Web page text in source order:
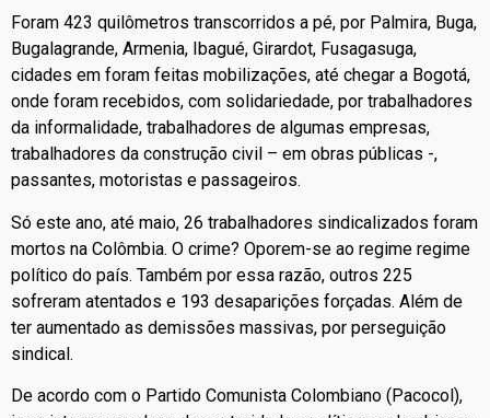
Foram 423 quilômetros transcorridos a pé, por Palmira, Buga,
Bugalagrande, Armenia, Ibagué, Girardot, Fusagasuga,
cidades em foram feitas mobilizações, até chegar a Bogotá,
onde foram recebidos, com solidariedade, por trabalhadores
da informalidade, trabalhadores de algumas empresas,
trabalhadores da construção civil – em obras públicas -,
passantes, motoristas e passageiros.
Só este ano, até maio, 26 trabalhadores sindicalizados foram
mortos na Colômbia. O crime? Oporem-se ao regime regime
político do país. Também por essa razão, outros 225
sofreram atentados e 193 desaparições forçadas. Além de
ter aumentado as demissões massivas, por perseguição
sindical.
De acordo com o Partido Comunista Colombiano (Pacocol),